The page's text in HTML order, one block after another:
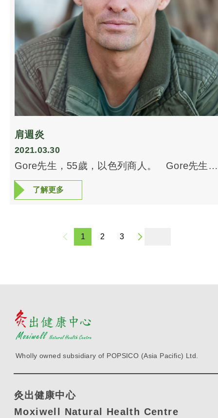
肩週炎
2021.03.30
Gore先生，55歲，以色列商人。 Gore先生年
輕時曾是以色列國家隊運動員，退役後經商，
每月來往港美之間，大半生在飛機或酒店中渡
象，但仍有黏連無法清除，舉手做大動作即劇
痛。來本中心一次治療後，把經絡溫通，雙臂
了解更多
了解更多
1 2 3
Wholly owned subsidiary of POPSICO (Asia Pacific) Ltd.
灸出健康中心
Moxiwell Natural Health Centre